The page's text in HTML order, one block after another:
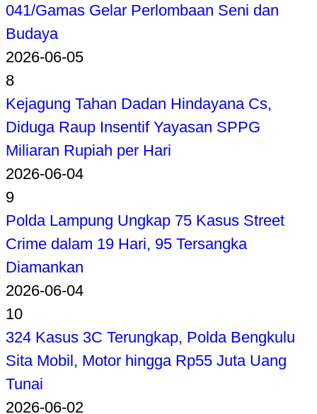
041/Gamas Gelar Perlombaan Seni dan
Budaya
2026-06-05
8
Kejagung Tahan Dadan Hindayana Cs,
Diduga Raup Insentif Yayasan SPPG
Miliaran Rupiah per Hari
2026-06-04
9
Polda Lampung Ungkap 75 Kasus Street
Crime dalam 19 Hari, 95 Tersangka
Diamankan
2026-06-04
10
324 Kasus 3C Terungkap, Polda Bengkulu
Sita Mobil, Motor hingga Rp55 Juta Uang
Tunai
2026-06-02